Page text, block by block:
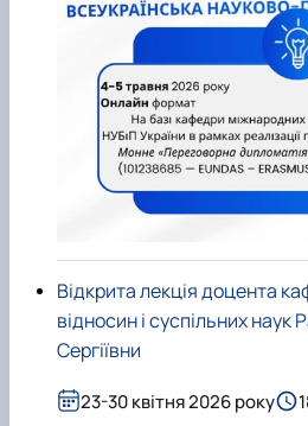
Відкрита лекція доцента
відносин і суспільних
Сергіївни
23-30 квітня 2026 року